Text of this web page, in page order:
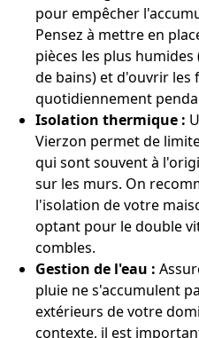
pour empêcher
Pensez à mettre en
pièces les plus
de bains) et d'ouvrir les
quotidiennement
Isolation thermique :
Vierzon permet de
qui sont souvent à
sur les murs. On
l'isolation de votre
optant pour le double
combles.
Gestion de l'eau :
pluie ne s'accumulent
extérieurs de votre
contexte, il est